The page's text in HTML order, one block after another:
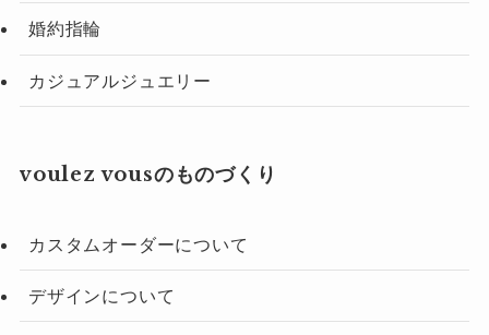
婚約指輪
カジュアルジュエリー
voulez vousのものづくり
カスタムオーダーについて
デザインについて